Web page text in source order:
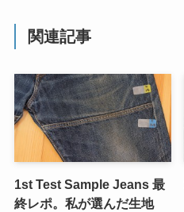
関連記事
1st Test Sample Jeans 最
終レポ。私が選んだ生地